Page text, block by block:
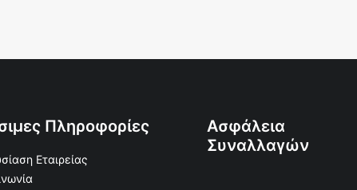
Πληροφορίες
Εταιρείας
Ασφάλεια
Συναλλαγών